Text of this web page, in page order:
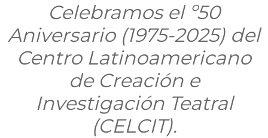
Celebramos el º50
Aniversario (1975-2025) del
Centro Latinoamericano
de Creación e
Investigación Teatral
(CELCIT).